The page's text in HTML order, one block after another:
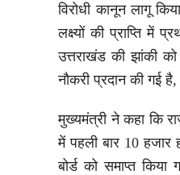
विरोधी कानून लागू
लक्ष्यों की प्राप्ति में
उत्तराखंड की झांकी
नौकरी प्रदान की गई
मुख्यमंत्री ने कहा कि
में पहली बार 10
बोर्ड को समाप्त